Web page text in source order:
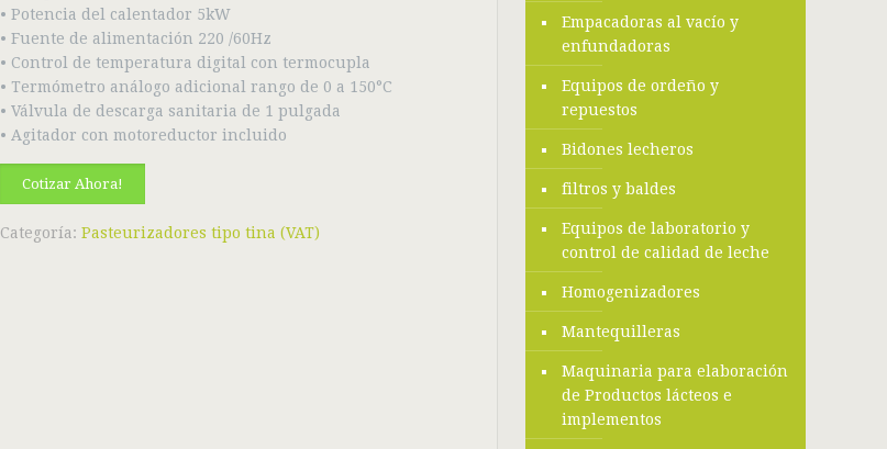
• Potencia del calentador 5kW
• Fuente de alimentación 220 /60Hz
• Control de temperatura digital con termocupla
• Termómetro análogo adicional rango de 0 a 150°C
• Válvula de descarga sanitaria de 1 pulgada
• Agitador con motoreductor incluido
Cotizar Ahora!
Categoría:Pasteurizadores tipo tina (VAT)
Empacadoras al vacío y
enfundadoras
Equipos de ordeño y
repuestos
Bidones lecheros
filtros y baldes
Equipos de laboratorio y
control de calidad de leche
Homogenizadores
Mantequilleras
Maquinaria para elaboración
de Productos lácteos e
implementos